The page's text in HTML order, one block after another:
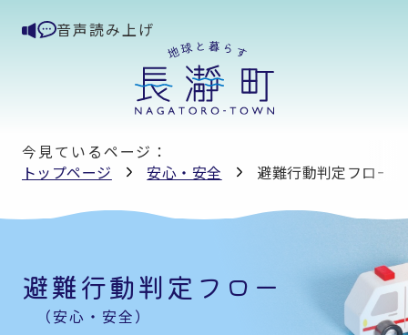
音声読み上げ
今見ているページ：
トップページ
安心・安全 避難行動判定フロー
避難行動判定フロー
（安心・安全）